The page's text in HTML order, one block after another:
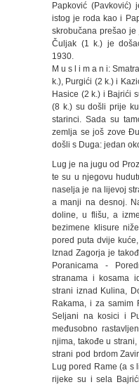
Papković (Pavković)
istog je roda kao i
skrobučana prešao
Čuljak (1 k.) je
1930.
M u s l i m a n i:
k.), Purgići (2 k.) i
Hasice (2 k.) i Bajrići
(8 k.) su došli prije
starinci. Sada su
zemlja se još zove
došli s Duga: jedan
Lug je na jugu od
te su u njegovu
naselja je na lijevoj
a manji na desnoj.
doline, u flišu, a
bezimene klisure
pored puta dvije
Iznad Zagorja je
Poranicama -
stranama i kosama
strani iznad Kulina,
Rakama, i za samim
Seljani na kosici i
međusobno
njima, takođe u
strani pod brdom
Lug pored Rame (a s
rijeke su i sela